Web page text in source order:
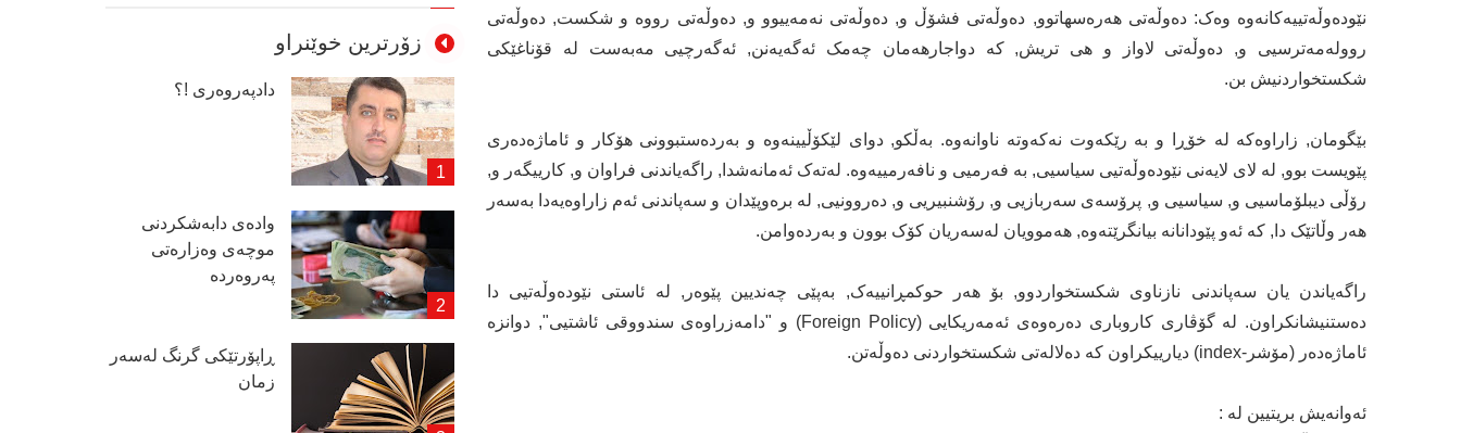
نێودەوڵەتییەکانەوە وەک: دەوڵەتی هەرەسهاتوو, دەوڵەتی فشۆڵ و, دەوڵەتی نەمەییوو و, دەوڵەتی رووە و شکست, دەوڵەتی
روولەمەترسیی و, دەوڵەتی لاواز و هی تریش, کە دواجارهەمان چەمک ئەگەیەنن, ئەگەرچیی مەبەست لە قۆناغێکی
شکستخواردنیش بن.
بێگومان, زاراوەکە لە خۆڕا و بە رێکەوت نەکەوتە ناوانەوە. بەڵکو, دوای لێکۆڵیینەوە و بەردەستبوونی هۆکار و ئاماژەدەری
پێویست بوو, لە لای لایەنی نێودەوڵەتیی سیاسیی, بە فەرمیی و نافەرمییەوە. لەتەک ئەمانەشدا, راگەیاندنی فراوان و, کارییگەر و,
رۆڵی دیبلۆماسیی و, سیاسیی و, پرۆسەی سەربازیی و, رۆشنبیریی و, دەروونیی, لە برەوپێدان و سەپاندنی ئەم زاراوەیەدا بەسەر
هەر وڵاتێک دا, کە ئەو پێودانانە بیانگرێتەوە, هەموویان لەسەریان کۆک بوون و بەردەوامن.
راگەیاندن یان سەپاندنی نازناوی شکستخواردوو, بۆ هەر حوکمڕانییەک, بەپێی چەندیین پێوەر, لە ئاستی نێودەوڵەتیی دا
دەستنیشانکراون. لە گۆڤاری کاروباری دەرەوەی ئەمەریکایی (Foreign Policy) و "دامەزراوەی سندووقی ئاشتیی", دوانزە
ئاماژەدەر (مۆشر-index) دیارییکراون کە دەلالەتی شکستخواردنی دەوڵەتن.
ئەوانەیش بریتیین لە :
زۆرترین خوێنراو
دادپەروەری !؟
وادەی دابەشكردنی
موچەی وەزارەتی
پەروەردە
ڕاپۆرتێكی گرنگ لەسەر
زمان